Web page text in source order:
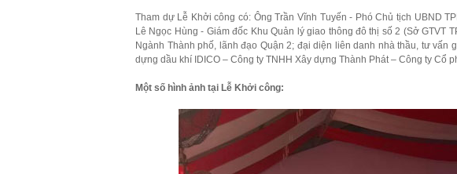
Tham dự Lễ Khởi công có: Ông Trần Vĩnh Tuyến - Phó Chủ tịch UBND
Lê Ngọc Hùng - Giám đốc Khu Quản lý giao thông đô thị số 2 (Sở
Ngành Thành phố, lãnh đạo Quận 2; đại diện liên danh nhà thầu, tư
dựng dầu khí IDICO – Công ty TNHH Xây dựng Thành Phát – Công ty
Một số hình ảnh tại Lễ Khởi công: